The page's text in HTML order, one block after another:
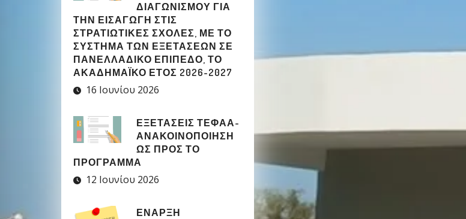
ΔΙΑΓΩΝΙΣΜΟΎ ΓΙΑ
ΤΗΝ ΕΙΣΑΓΩΓΉ ΣΤΙΣ
ΣΤΡΑΤΙΩΤΙΚΈΣ ΣΧΟΛΈΣ, ΜΕ ΤΟ
ΣΎΣΤΗΜΑ ΤΩΝ ΕΞΕΤΆΣΕΩΝ ΣΕ
ΠΑΝΕΛΛΑΔΙΚΌ ΕΠΊΠΕΔΟ, ΤΟ
ΑΚΑΔΗΜΑΪΚΌ ΈΤΟΣ 2026-2027
16 Ιουνίου 2026
ΕΞΕΤΑΣΕΙΣ ΤΕΦΑΑ-
ΑΝΑΚΟΙΝΟΠΟΙΗΣΗ
ΩΣ ΠΡΟΣ ΤΟ
ΠΡΟΓΡΑΜΜΑ
12 Ιουνίου 2026
ΈΝΑΡΞΗ